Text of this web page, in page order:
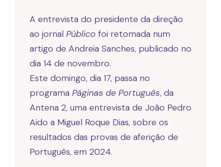
A entrevista do presidente da direção
ao jornal Público foi retomada num
artigo de Andreia Sanches, publicado no
dia 14 de novembro.
Este domingo, dia 17, passa no
programa Páginas de Português, da
Antena 2, uma entrevista de João Pedro
Aido a Miguel Roque Dias, sobre os
resultados das provas de aferição de
Português, em 2024.